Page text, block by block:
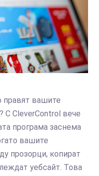
правят вашите
С CleverControl вече
програма заснема
вашите
прозорци, копират
уебсайт. Това